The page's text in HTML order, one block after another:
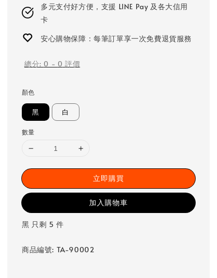
多元支付好方便，支援 LINE Pay 及各大信用
卡
安心購物保障：每筆訂單享一次免費退貨服務
總分: 0 - 0 評價
顏色
黑 白
數量
立即購買
加入購物車
黑 只剩 5 件
商品編號: TA-90002